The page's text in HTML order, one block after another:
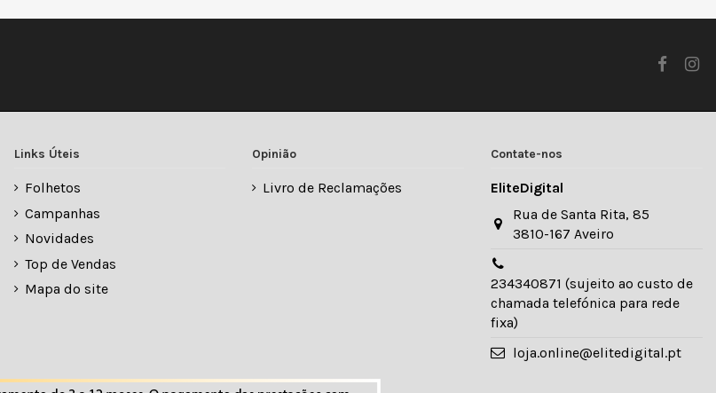
Links Úteis
Folhetos
Campanhas
Novidades
Top de Vendas
Mapa do site
Opinião
Livro de Reclamações
Contate-nos
EliteDigital
Rua de Santa Rita, 85
3810-167 Aveiro
234340871 (sujeito ao custo de
chamada telefónica para rede
fixa)
loja.online@elitedigital.pt